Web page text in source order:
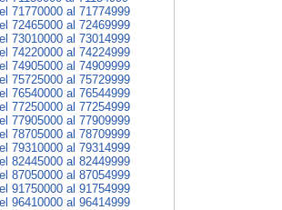
71770000 al 71774999
72465000 al 72469999
73010000 al 73014999
74220000 al 74224999
74905000 al 74909999
75725000 al 75729999
76540000 al 76544999
77250000 al 77254999
77905000 al 77909999
78705000 al 78709999
79310000 al 79314999
82445000 al 82449999
87050000 al 87054999
91750000 al 91754999
96410000 al 96414999